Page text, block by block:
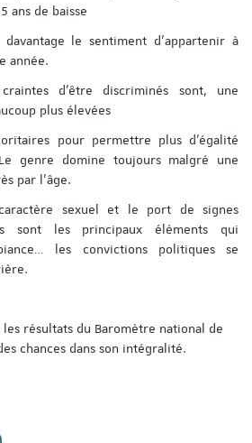
ans de baisse
le sentiment d’appartenir à
année.
d’être discriminés sont, une
plus élevées
pour permettre plus d’égalité
genre domine toujours malgré une
par l’âge.
sexuel et le port de signes
sont les principaux éléments qui
les convictions politiques se
résultats du Baromètre national de
chances dans son intégralité.